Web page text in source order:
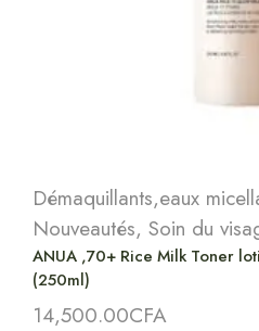
Démaquillants,eaux
Nouveautés, Soin du
ANUA ,70+ Rice Milk Toner
(250ml)
14,500.00CFA